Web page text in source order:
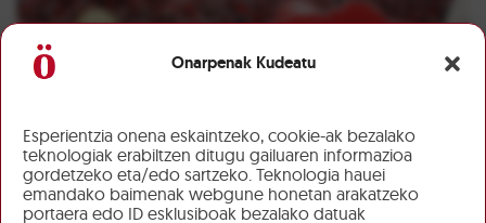
Onarpenak Kudeatu
Esperientzia onena eskaintzeko, cookie-ak bezalako
teknologiak erabiltzen ditugu gailuaren informazioa
gordetzeko eta/edo sartzeko. Teknologia hauei
emandako baimenak webgune honetan arakatzeko
portaera edo ID esklusiboak bezalako datuak